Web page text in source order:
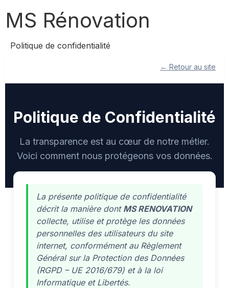
MS Rénovation
Politique de confidentialité
← Retour au site
Politique de Confidentialité
La transparence est au cœur de notre métier.
Voici comment nous protégeons vos données.
La présente politique de confidentialité
décrit la manière dont MS RENOVATION
collecte, utilise et protège les données
personnelles des utilisateurs du site
internet, conformément au Règlement
Général sur la Protection des Données
(RGPD – UE 2016/679) et à la loi
Informatique et Libertés.